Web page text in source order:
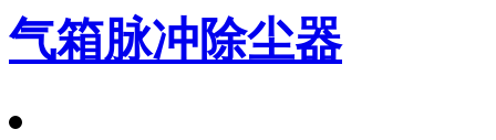
气箱脉冲除尘器